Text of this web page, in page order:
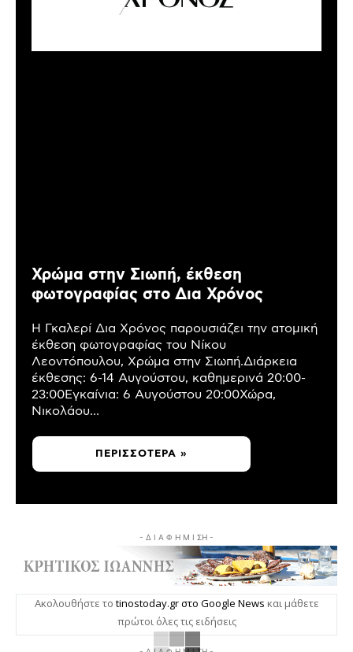
Χρώμα στην Σιωπή, έκθεση
φωτογραφίας στο Δια Χρόνος
Η Γκαλερί Δια Χρόνος παρουσιάζει την ατομική
έκθεση φωτογραφίας του Νίκου
Λεοντόπουλου, Χρώμα στην Σιωπή.Διάρκεια
έκθεσης: 6-14 Αυγούστου, καθημερινά 20:00-
23:00Εγκαίνια: 6 Αυγούστου 20:00Χώρα,
Νικολάου...
ΠΕΡΙΣΣΌΤΕΡΑ »
- Δ Ι Α Φ Η Μ Ι ΣΗ -
Ακολουθήστε το tinostoday.gr στο Google News και μάθετε
πρώτοι όλες τις ειδήσεις